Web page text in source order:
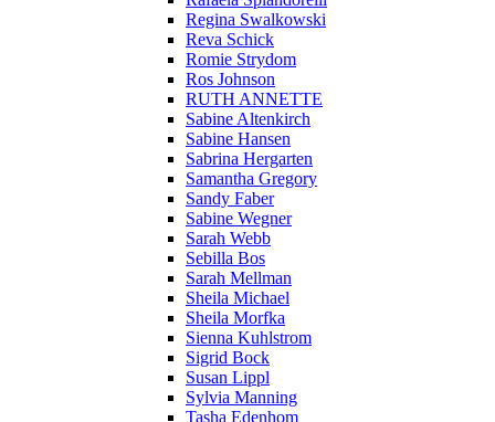
Regina Swalkowski
Reva Schick
Romie Strydom
Ros Johnson
RUTH ANNETTE
Sabine Altenkirch
Sabine Hansen
Sabrina Hergarten
Samantha Gregory
Sandy Faber
Sabine Wegner
Sarah Webb
Sebilla Bos
Sarah Mellman
Sheila Michael
Sheila Morfka
Sienna Kuhlstrom
Sigrid Bock
Susan Lippl
Sylvia Manning
Tasha Edenhom